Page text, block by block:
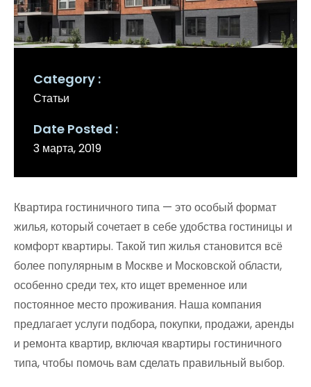
Category
Статьи
Date Posted
3 марта, 2019
Квартира гостиничного типа — это особый формат
жилья, который сочетает в себе удобства гостиницы и
комфорт квартиры. Такой тип жилья становится всё
более популярным в Москве и Московской области,
особенно среди тех, кто ищет временное или
постоянное место проживания. Наша компания
предлагает услуги подбора, покупки, продажи, аренды
и ремонта квартир, включая квартиры гостиничного
типа, чтобы помочь вам сделать правильный выбор.